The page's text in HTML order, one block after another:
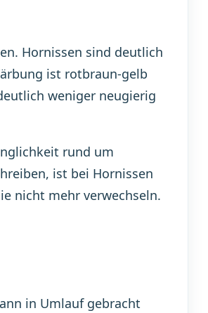
Hornissen sind deutlich
ist rotbraun-gelb
weniger neugierig
rund um
ist bei Hornissen
nicht mehr verwechseln.
in Umlauf gebracht